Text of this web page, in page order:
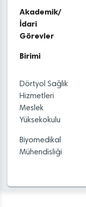
Akademik/
İdari
Görevler
Birimi
Dörtyol Sağlık
Hizmetleri
Meslek
Yüksekokulu
Biyomedikal
Mühendisliği